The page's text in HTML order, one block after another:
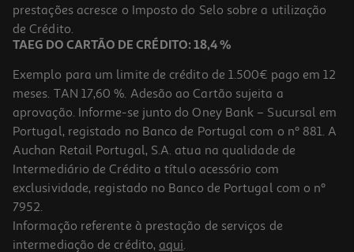
Price reduced from
0,84 €to
0,69 €
Promoção
-18%
prestações acresce o Imposto do Selo sobre a utilização
de Crédito.
TAEG DO CARTÃO DE CRÉDITO: 18,4 %
Exemplo para um limite de crédito de 1.500€ pago em 12
meses. TAN 17,60 %. Adesão ao Cartão sujeita a
aprovação. Informe-se junto do Oney Bank – Sucursal em
Portugal, registado no Banco de Portugal com o nº 881. A
Auchan Retail Portugal, S.A. atua na qualidade de
Intermediário de Crédito a título acessório com
exclusividade, registado no Banco de Portugal com o nº
7952.
Informação referente à prestação de serviços de
intermediação de crédito, aqui.